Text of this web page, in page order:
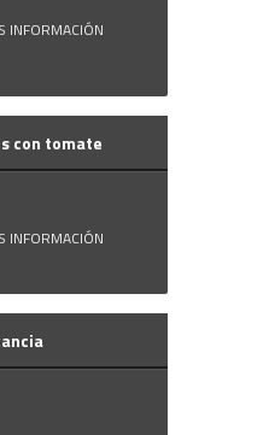
INFORMACIÓN
con tomate
INFORMACIÓN